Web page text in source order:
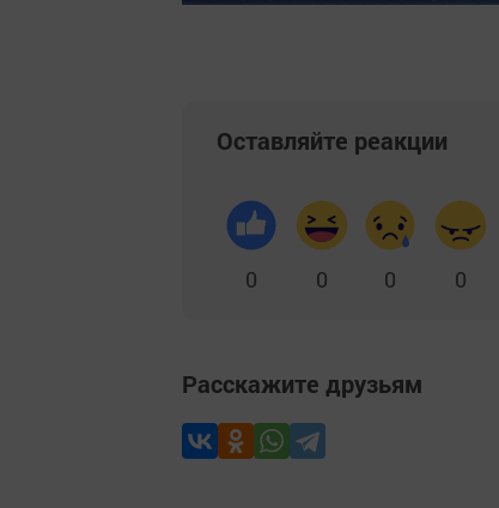
Оставляйте реакции
0 0 0 0
Расскажите друзьям